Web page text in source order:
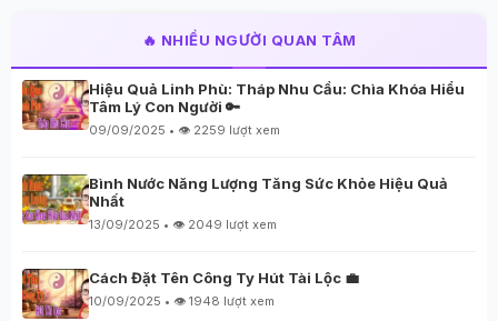
🔥 NHIỀU NGƯỜI QUAN TÂM
Hiệu Quả Linh Phù: Tháp Nhu Cầu: Chìa Khóa Hiểu
Tâm Lý Con Người 🔑
09/09/2025 • 👁️ 2259 lượt xem
Bình Nước Năng Lượng Tăng Sức Khỏe Hiệu Quả
Nhất
13/09/2025 • 👁️ 2049 lượt xem
Cách Đặt Tên Công Ty Hút Tài Lộc 💼
10/09/2025 • 👁️ 1948 lượt xem